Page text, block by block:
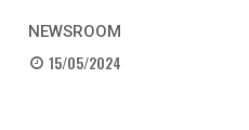
NEWSROOM
15/05/2024